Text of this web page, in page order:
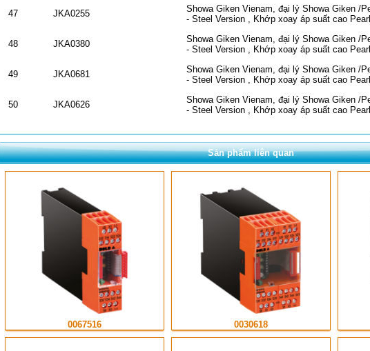
47 JKA0255
Showa Giken Vienam, đại lý Showa Giken /
- Steel Version , Khớp xoay áp suất cao
48 JKA0380
Showa Giken Vienam, đại lý Showa Giken /
- Steel Version , Khớp xoay áp suất cao
49 JKA0681
Showa Giken Vienam, đại lý Showa Giken /
- Steel Version , Khớp xoay áp suất cao
50 JKA0626
Showa Giken Vienam, đại lý Showa Giken /
- Steel Version , Khớp xoay áp suất cao
Sản phẩm liên quan
0067516 0030618